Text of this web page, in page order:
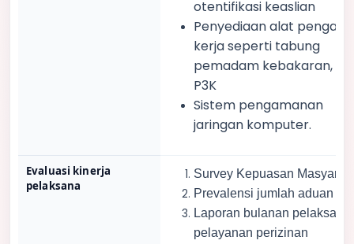
otentifikasi keaslian
Penyediaan alat
kerja seperti tabung
pemadam kebakaran,
P3K
Sistem pengamanan
jaringan komputer.
Evaluasi kinerja
pelaksana
Survey Kepuasan
Prevalensi jumlah aduan
Laporan bulanan
pelayanan perizinan